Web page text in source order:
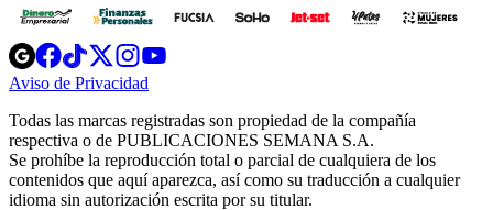
Opens
in
new
Opens
in
new
Opens
in
new
window
Opens
new
windowwindow
Aviso de Privacidad
new
window
Todas las marcas registradas son propiedad de la compañía
respectiva o de PUBLICACIONES SEMANA S.A.
Se prohíbe la reproducción total o parcial de cualquiera de los
contenidos que aquí aparezca, así como su traducción a cualquier
idioma sin autorización escrita por su titular.